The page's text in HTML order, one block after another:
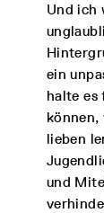
Und ich
ein
halte es
können,
lieben
und